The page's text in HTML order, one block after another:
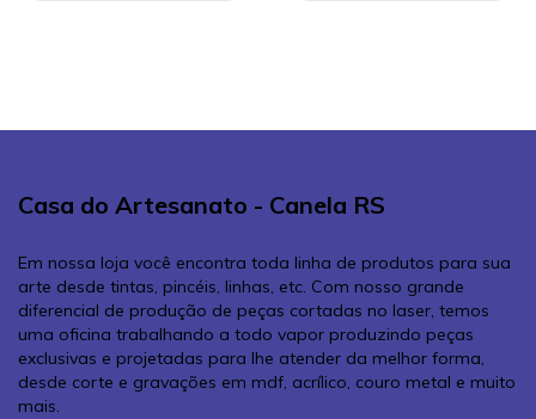
Casa do Artesanato - Canela RS
Em nossa loja você encontra toda linha de produtos para sua
arte desde tintas, pincéis, linhas, etc. Com nosso grande
diferencial de produção de peças cortadas no laser, temos
uma oficina trabalhando a todo vapor produzindo peças
exclusivas e projetadas para lhe atender da melhor forma,
desde corte e gravações em mdf, acrílico, couro metal e muito
mais.